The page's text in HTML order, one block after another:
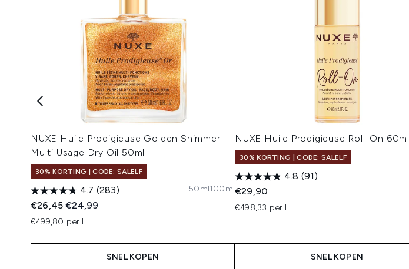
NUXE Huile Prodigieuse Golden Shimmer
Multi Usage Dry Oil 50ml
30% KORTING | CODE: SALELF
4.7 (283)
Recommended Retail Price:
€26,45Huidige prijs:
€24,99
€499,80 per L
50ml100ml
SNEL KOPEN
NUXE Huile Prodigieuse Roll-On 60ml
30% KORTING | CODE: SALELF
4.8 (91)
€29,90
€498,33 per L
SNEL KOPEN